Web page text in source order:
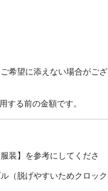
希望に添えない場合がござ
する前の金額です。
装】を参考にしてくださ
（脱げやすいためクロック